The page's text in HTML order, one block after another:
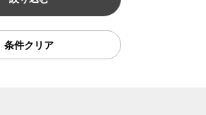
条件クリア